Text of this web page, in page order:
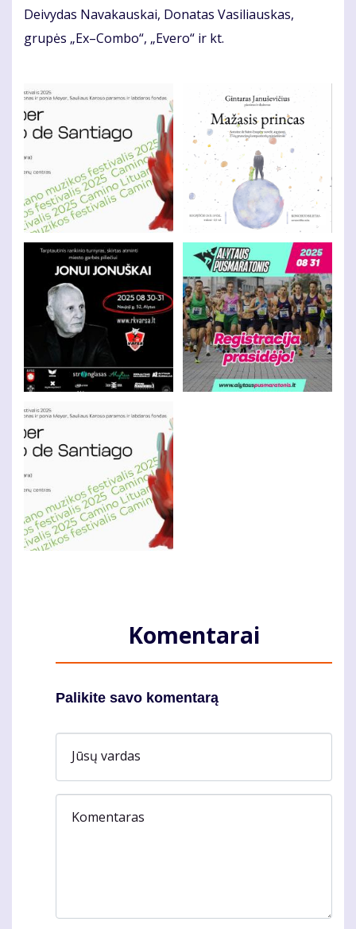
Deivydas Navakauskai, Donatas Vasiliauskas,
grupės „Ex–Combo“, „Evero“ ir kt.
Komentarai
Palikite savo komentarą
Jūsų vardas
Komentaras